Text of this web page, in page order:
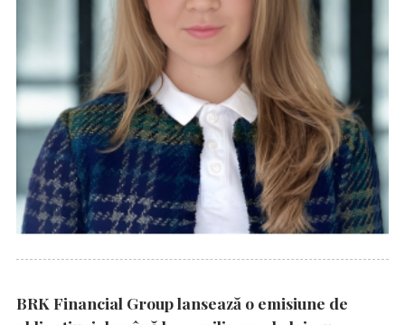
BRK Financial Group lansează o emisiune de